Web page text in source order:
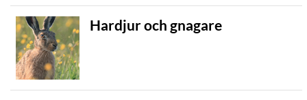
Hardjur och gnagare